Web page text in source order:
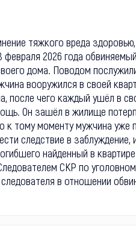
тяжкого вреда
2026 года
дома. Поводом
вооружился в своей
после чего каждый ушёл в
Он зашёл в жилище
тому моменту мужчина уже
следствие в
найденный в
СКР по
в отношении